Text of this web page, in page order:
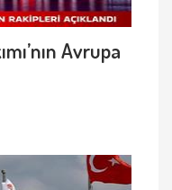
Avrupa